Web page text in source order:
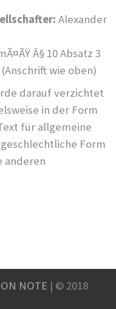
Alexander
Â§ 10 Absatz 3
wie oben)
darauf verzichtet
in der Form
für allgemeine
Form
anderen
NOTE | © 2018